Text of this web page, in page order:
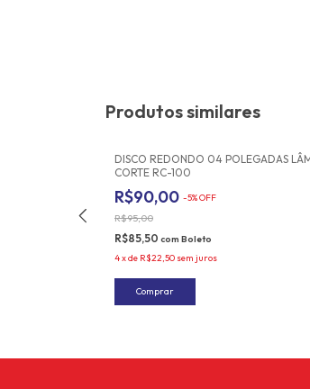
Produtos similares
DISCO REDONDO 04 POLEGADAS
CORTE RC-100
R$90,00 -5%OFF
R$95,00
R$85,50 com Boleto
4xde R$22,50 sem juros